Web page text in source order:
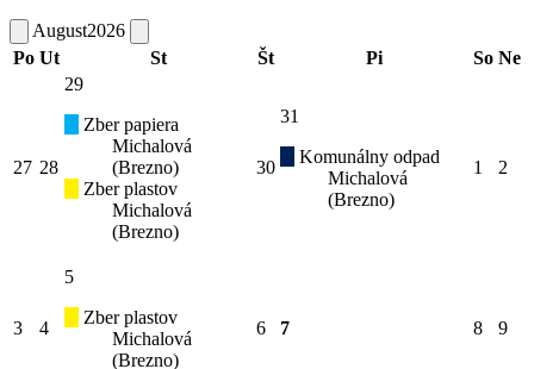
August2026
Po Ut St Št Pi So Ne
27 28
29
Zber papiera
Michalová
(Brezno)
Zber plastov
Michalová
(Brezno)
30
31
Komunálny odpad
Michalová
(Brezno)
1 2
3 4
5
Zber plastov
Michalová
(Brezno)
6 7 8 9